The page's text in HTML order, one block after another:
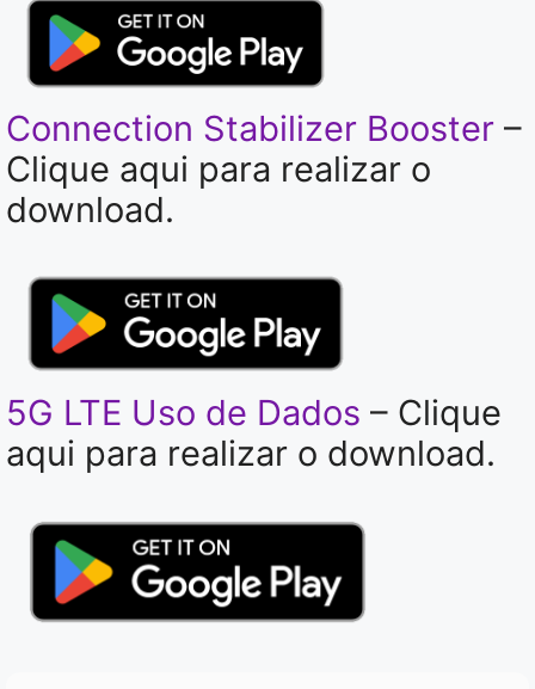
Connection Stabilizer Booster –
Clique aqui para realizar o
download.
5G LTE Uso de Dados – Clique
aqui para realizar o download.